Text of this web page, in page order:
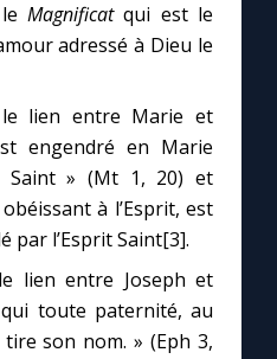
leMagnificatqui est le
adressé à Dieu le
le lien entre Marie et
engendré en Marie
Saint » (Mt 1, 20) et
à l’Esprit, est
par l’Esprit Saint[3].
lien entre Joseph et
toute paternité, au
son nom. » (Eph 3,